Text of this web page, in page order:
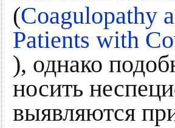
(Coagulopathy
Patients with
), однако
носить
выявляются